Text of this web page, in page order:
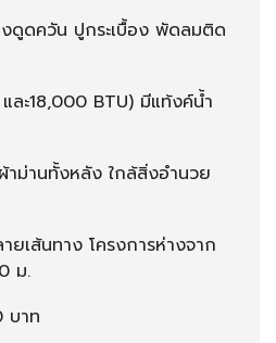
ดูดควัน ปูกระเบื้อง พัดลมติด
ะ18,000 BTU) มีแท้งค์น้ำ
ม่านทั้งหลัง ใกล้สิ่งอำนวย
ยเส้นทาง โครงการห่างจาก
ม.
บาท